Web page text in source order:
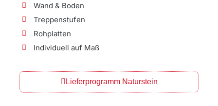
Wand & Boden
Treppenstufen
Rohplatten
Individuell auf Maß
Lieferprogramm Naturstein